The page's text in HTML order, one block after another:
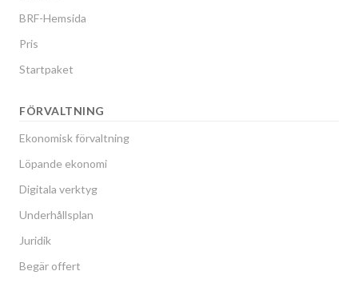
BRF-Hemsida
Pris
Startpaket
FÖRVALTNING
Ekonomisk förvaltning
Löpande ekonomi
Digitala verktyg
Underhållsplan
Juridik
Begär offert